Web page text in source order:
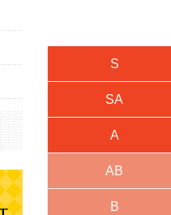
S
SA
A
AB
B